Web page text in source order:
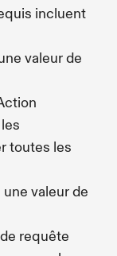
incluent
valeur de
toutes les
valeur de
requête